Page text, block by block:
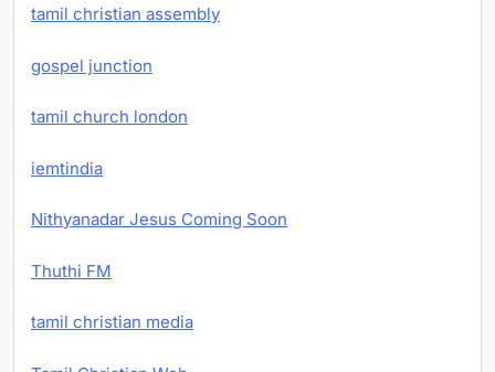
tamil christian assembly
gospel junction
tamil church london
iemtindia
Nithyanadar Jesus Coming Soon
Thuthi FM
tamil christian media